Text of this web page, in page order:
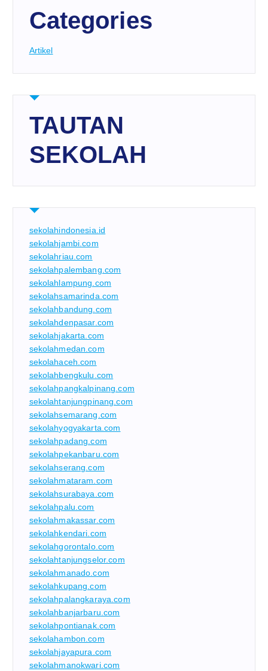
Categories
Artikel
TAUTAN
SEKOLAH
sekolahindonesia.id
sekolahjambi.com
sekolahriau.com
sekolahpalembang.com
sekolahlampung.com
sekolahsamarinda.com
sekolahbandung.com
sekolahdenpasar.com
sekolahjakarta.com
sekolahmedan.com
sekolahaceh.com
sekolahbengkulu.com
sekolahpangkalpinang.com
sekolahtanjungpinang.com
sekolahsemarang.com
sekolahyogyakarta.com
sekolahpadang.com
sekolahpekanbaru.com
sekolahserang.com
sekolahmataram.com
sekolahsurabaya.com
sekolahpalu.com
sekolahmakassar.com
sekolahkendari.com
sekolahgorontalo.com
sekolahtanjungselor.com
sekolahmanado.com
sekolahkupang.com
sekolahpalangkaraya.com
sekolahbanjarbaru.com
sekolahpontianak.com
sekolahambon.com
sekolahjayapura.com
sekolahmanokwari.com